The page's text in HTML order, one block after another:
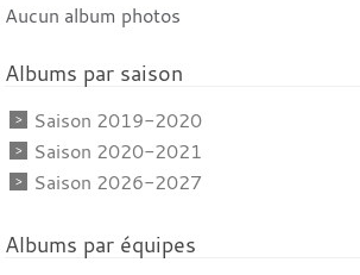
Aucun album photos
Albums par saison
Saison 2019-2020
Saison 2020-2021
Saison 2026-2027
Albums par équipes